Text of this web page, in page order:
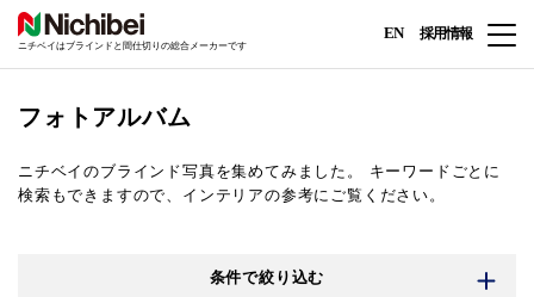
ニチベイはブラインドと間仕切りの総合メーカーです
EN 採用情報
フォトアルバム
ニチベイのブラインド写真を集めてみました。
キーワードごとに
検索もできますので、インテリアの参考にご覧ください。
条件で絞り込む